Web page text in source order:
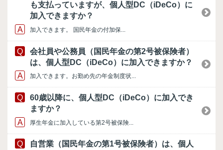
も支払っていますが、個人型DC（iDeCo）に
加入できますか？
加入できます。 国民年金の付加保...
会社員や公務員（国民年金の第2号被保険者）
は、個人型DC（iDeCo）に加入できますか？
加入できます。お勤め先の年金制度状...
60歳以降に、個人型DC（iDeCo）に加入でき
ますか？
厚生年金に加入している第2号被保険...
自営業（国民年金の第1号被保険者）は、個人